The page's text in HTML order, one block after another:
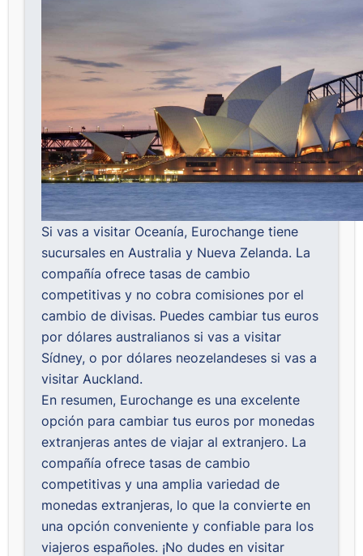
Si vas a visitar Oceanía, Eurochange tiene
sucursales en Australia y Nueva Zelanda. La
compañía ofrece tasas de cambio
competitivas y no cobra comisiones por el
cambio de divisas. Puedes cambiar tus euros
por dólares australianos si vas a visitar
Sídney, o por dólares neozelandeses si vas a
visitar Auckland.
En resumen, Eurochange es una excelente
opción para cambiar tus euros por monedas
extranjeras antes de viajar al extranjero. La
compañía ofrece tasas de cambio
competitivas y una amplia variedad de
monedas extranjeras, lo que la convierte en
una opción conveniente y confiable para los
viajeros españoles. ¡No dudes en visitar